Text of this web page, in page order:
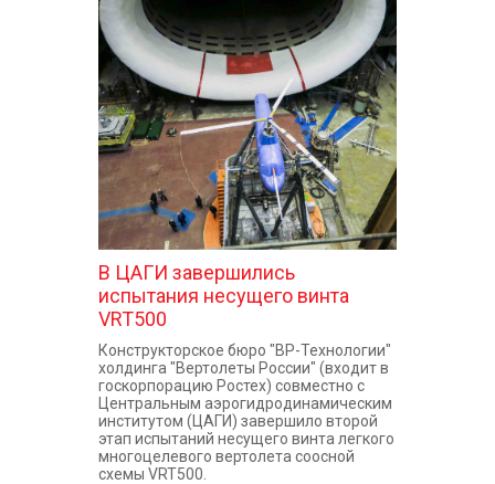
В ЦАГИ завершились
испытания несущего винта
VRT500
Конструкторское бюро "ВР-Технологии"
холдинга "Вертолеты России" (входит в
госкорпорацию Ростех) совместно с
Центральным аэрогидродинамическим
институтом (ЦАГИ) завершило второй
этап испытаний несущего винта легкого
многоцелевого вертолета соосной
схемы VRT500.